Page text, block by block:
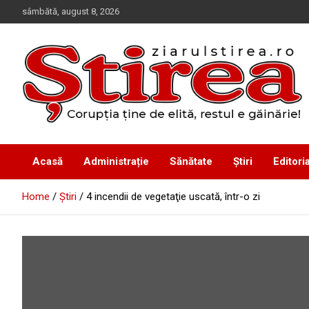
to
sâmbătă, august 8, 2026
Ziarul Știrea
Acasă Administrație Sănătate Știri
Home Știri 4 incendii de vegetaţie uscată, într-o zi